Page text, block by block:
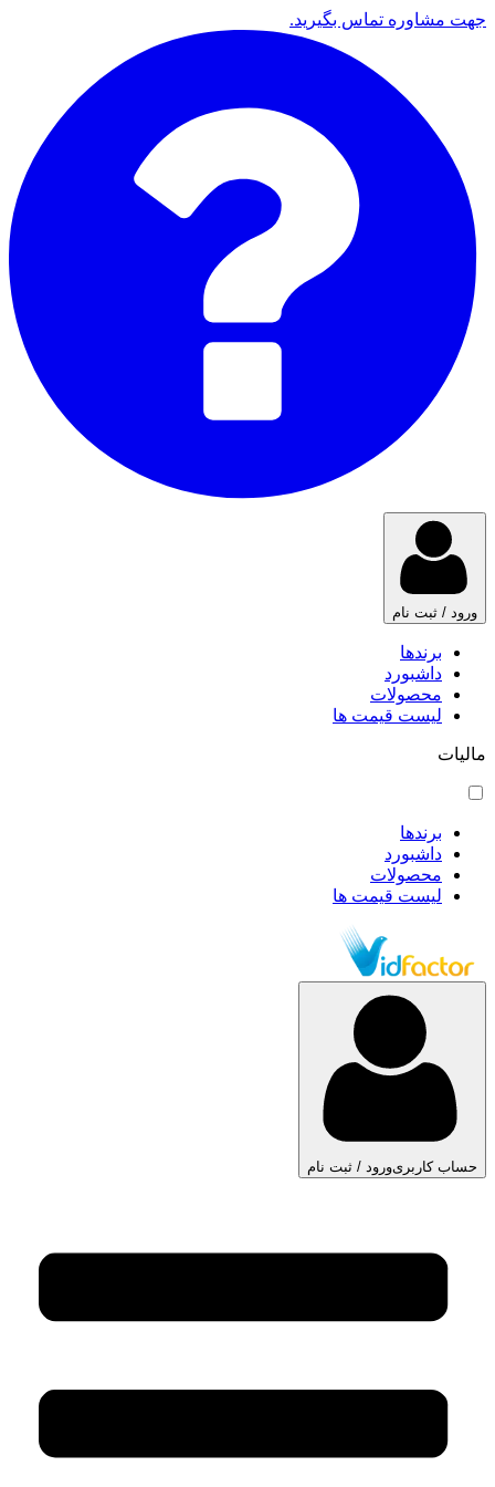
جهت مشاوره تماس بگیرید.
ورود / ثبت نام
برندها
داشبورد
محصولات
لیست قیمت ها
مالیات
برندها
داشبورد
محصولات
لیست قیمت ها
حساب کاربریورود / ثبت نام